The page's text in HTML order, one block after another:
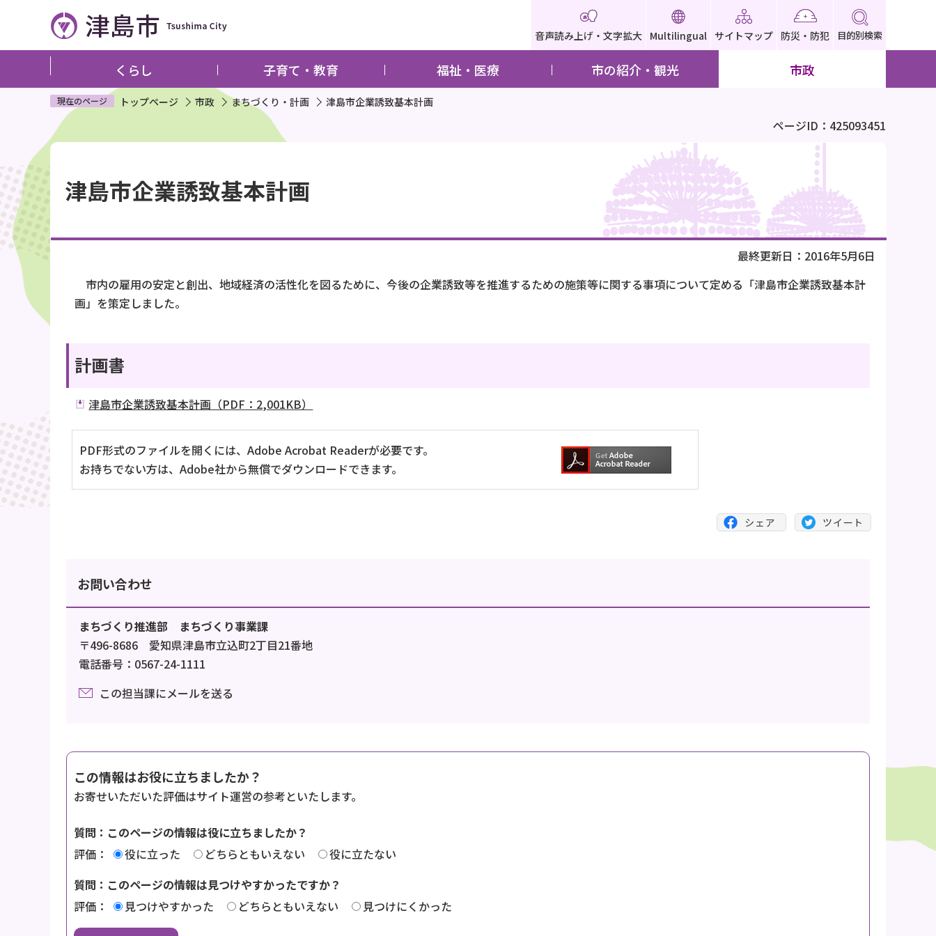
ペ
ジ
す
音声読み上げ・文字拡大 Multilingual サイトマップ 防災・防犯 目的別検索
くらし 子育て・教育 福祉・医療 市の紹介・観光 市政
現在のページ トップページ 市政 まちづくり・計画 津島市企業誘致基本計画
ページID：425093451
文
こ
こ
か
ら
津島市企業誘致基本計画
最終更新日：2016年5月6日
市内の雇用の安定と創出、地域経済の活性化を図るために、今後の企業誘致等を推進するための施策等に関する事項について定める「津島市企業誘致基本計
画」を策定しました。
計画書
津島市企業誘致基本計画（PDF：2,001KB）
PDF形式のファイルを開くには、Adobe Acrobat Readerが必要です。
お持ちでない方は、Adobe社から無償でダウンロードできます。
お問い合わせ
まちづくり推進部 まちづくり事業課
〒496-8686 愛知県津島市立込町2丁目21番地
電話番号：0567-24-1111
この担当課にメールを送る
この情報はお役に立ちましたか？
お寄せいただいた評価はサイト運営の参考といたします。
質問：このページの情報は役に立ちましたか？
評価：
役に立った どちらともいえない
役に立たない
質問：このページの情報は見つけやすかったですか？
評価：
見つけやすかった どちらともいえない 見つけにくかった